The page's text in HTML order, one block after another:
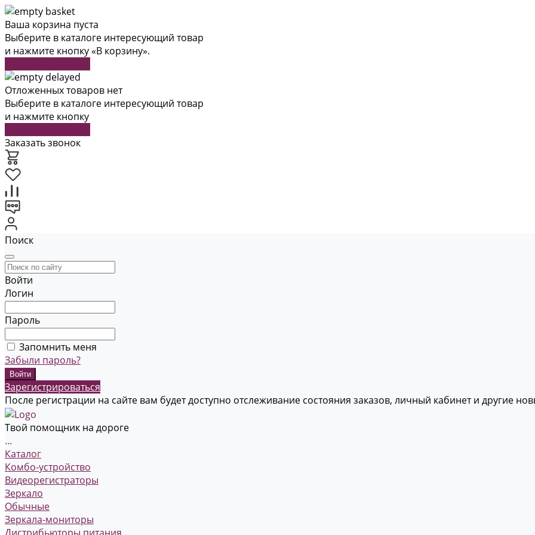
Ваша корзина пуста
Выберите в каталоге интересующий товар
и нажмите кнопку «В корзину».
Отложенных товаров нет
Выберите в каталоге интересующий товар
и нажмите кнопку
Заказать звонок
Поиск
Войти
Логин
Пароль
Запомнить меня
Забыли пароль?
Зарегистрироваться
После регистрации на сайте вам будет доступно отслеживание состояния заказов, личный кабинет и другие
Твой помощник на дороге
...
Каталог
Комбо-устройство
Видеорегистраторы
Зеркало
Обычные
Зеркала-мониторы